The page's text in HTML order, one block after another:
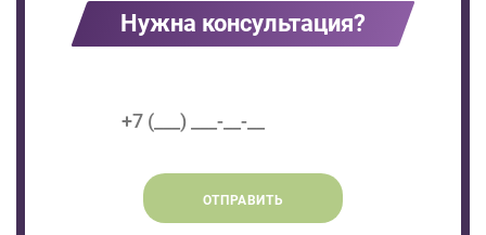
Нужна консультация?
ОТПРАВИТЬ